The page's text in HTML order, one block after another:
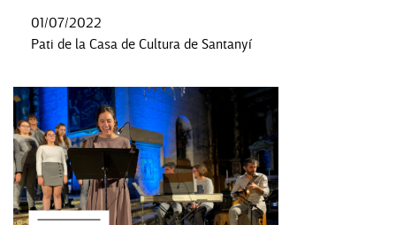
01/07/2022
Pati de la Casa de Cultura de Santanyí